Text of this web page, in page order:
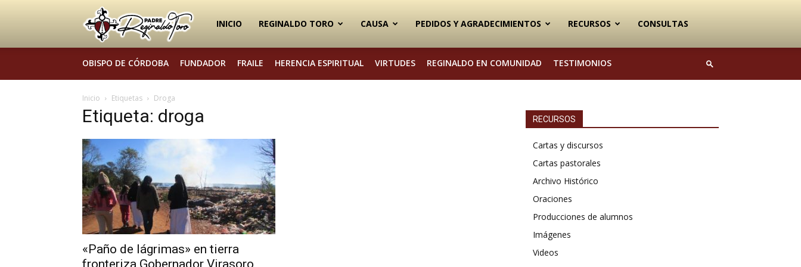
Padre
INICIO REGINALDO TORO CAUSA PEDIDOS Y AGRADECIMIENTOS RECURSOS CONSULTAS
OBISPO DE CÓRDOBA FUNDADOR FRAILE HERENCIA ESPIRITUAL VIRTUDES REGINALDO EN COMUNIDAD TESTIMONIOS
Inicio Etiquetas Droga
Etiqueta: droga
«Paño de lágrimas» en tierra
fronteriza Gobernador Virasoro
RECURSOS
Cartas y discursos
Cartas pastorales
Archivo Histórico
Oraciones
Producciones de alumnos
Imágenes
Videos